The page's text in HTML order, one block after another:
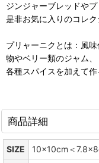
ジンジャーブレッドやプ
是非お気に入りのコレク
プリャーニクとは：風
物やベリー類のジャム、
各種スパイスを加えて作
商品詳細
SIZE
10x10cm＜